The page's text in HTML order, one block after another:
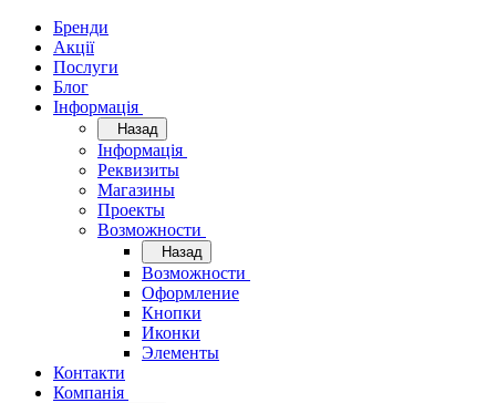
Бренди
Акції
Послуги
Блог
Інформація
Назад
Інформація
Реквизиты
Магазины
Проекты
Возможности
Назад
Возможности
Оформление
Кнопки
Иконки
Элементы
Контакти
Компанія